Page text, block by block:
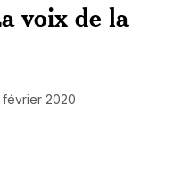
voix de la
février 2020